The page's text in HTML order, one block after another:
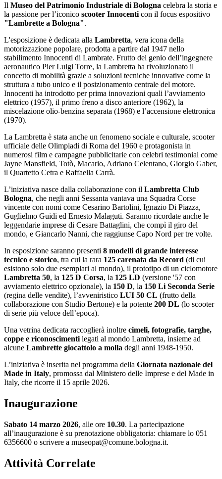
Il Museo del Patrimonio Industriale di Bologna celebra la storia e
la passione per l’iconico scooter Innocenti con il focus espositivo
"Lambrette a Bologna".
L'esposizione è dedicata alla Lambretta, vera icona della
motorizzazione popolare, prodotta a partire dal 1947 nello
stabilimento Innocenti di Lambrate. Frutto del genio dell’ingegnere
aeronautico Pier Luigi Torre, la Lambretta ha rivoluzionato il
concetto di mobilità grazie a soluzioni tecniche innovative come la
struttura a tubo unico e il posizionamento centrale del motore.
Innocenti ha introdotto per prima innovazioni quali l’avviamento
elettrico (1957), il primo freno a disco anteriore (1962), la
miscelazione olio-benzina separata (1968) e l’accensione elettronica
(1970).
La Lambretta è stata anche un fenomeno sociale e culturale, scooter
ufficiale delle Olimpiadi di Roma del 1960 e protagonista in
numerosi film e campagne pubblicitarie con celebri testimonial come
Jayne Mansfield, Totò, Macario, Adriano Celentano, Giorgio Gaber,
il Quartetto Cetra e Raffaella Carrà.
L’iniziativa nasce dalla collaborazione con il Lambretta Club
Bologna, che negli anni Sessanta vantava una Squadra Corse
vincente con nomi come Cesarino Bartolini, Ignazio Di Piazza,
Guglielmo Guidi ed Ernesto Malaguti. Saranno ricordate anche le
leggendarie imprese di Cesare Battaglini, che compì il giro del
mondo, e Giancarlo Nanni, che raggiunse Capo Nord per tre volte.
In esposizione saranno presenti 8 modelli di grande interesse
tecnico e storico, tra cui la rara 125 carenata da Record (di cui
esistono solo due esemplari al mondo), il prototipo di un ciclomotore
Lambretta 50, la 125 D Corsa, la 125 LD (versione '57 con
avviamento elettrico opzionale), la 150 D, la 150 Li Seconda Serie
(regina delle vendite), l’avveniristico LUI 50 CL (frutto della
collaborazione con Studio Bertone) e la potente 200 DL (lo scooter
di serie più veloce dell’epoca).
Una vetrina dedicata raccoglierà inoltre cimeli, fotografie, targhe,
coppe e riconoscimenti legati al mondo Lambretta, insieme ad
alcune Lambrette giocattolo a molla degli anni 1948-1950.
L’iniziativa è inserita nel programma della Giornata nazionale del
Made in Italy, promossa dal Ministero delle Imprese e del Made in
Italy, che ricorre il 15 aprile 2026.
Inaugurazione
Sabato 14 marzo 2026, alle ore 10.30. La partecipazione
all’inaugurazione è su prenotazione obbligatoria: chiamare lo 051
6356600 o scrivere a museopat@comune.bologna.it.
Attività Correlate